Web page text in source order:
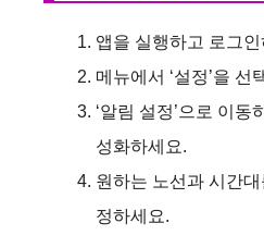
앱을 실행하고 로그
메뉴에서 ‘설정’을 선
‘알림 설정’으로 이동
성화하세요.
원하는 노선과 시간
정하세요.